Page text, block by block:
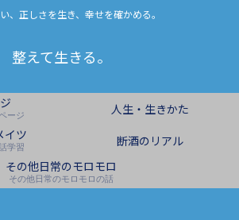
、正しさを生き、幸せを確かめる。
整えて生きる。
ージ
人生・生きかた
イツ
学習
断酒のリアル
その他日常のモロモロ
その他日常のモロモロの話